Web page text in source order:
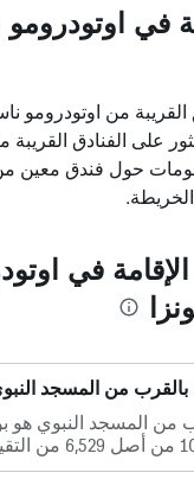
في اوتودرومو
من اوتودرومو
على الفنادق
حول فندق معين
في
بالقرب من المسجد
من المسجد النبوي هو